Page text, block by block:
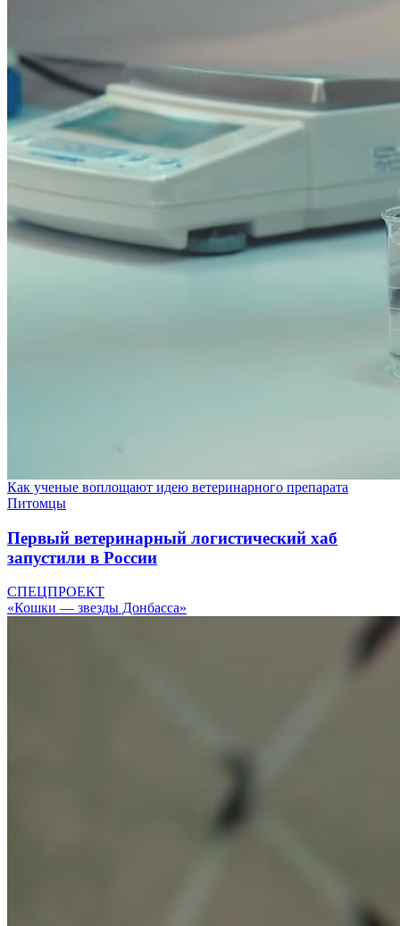
Как ученые воплощают идею ветеринарного препарата
Питомцы
Первый ветеринарный логистический хаб
запустили в России
СПЕЦПРОЕКТ
«Кошки — звезды Донбасса»